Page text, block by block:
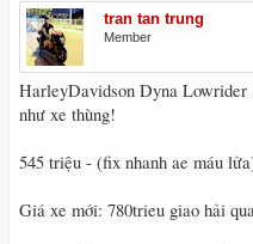
tran tan trung
Member
HarleyDavidson Dyna
như xe thùng!
545 triệu - (fix nhanh ae máu
Giá xe mới: 780trieu giao hải